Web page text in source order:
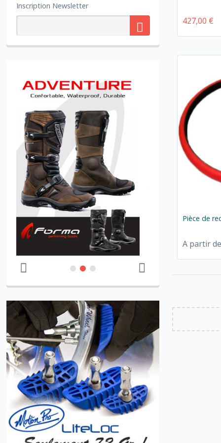
427,00 €
Pièce de
A partir
Inscription Newsletter